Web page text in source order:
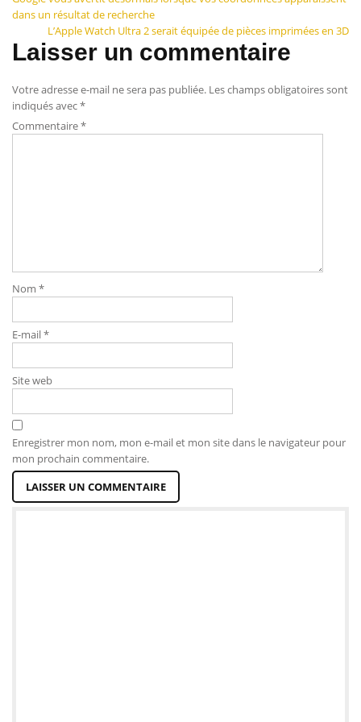
l’article
dans un résultat de recherche
L’Apple Watch Ultra 2 serait équipée de pièces imprimées en 3D
Laisser un commentaire
Votre adresse e-mail ne sera pas publiée. Les champs obligatoires sont
indiqués avec*
Commentaire*
Nom *
E-mail*
Site web
Enregistrer mon nom, mon e-mail et mon site dans le navigateur pour
mon prochain commentaire.